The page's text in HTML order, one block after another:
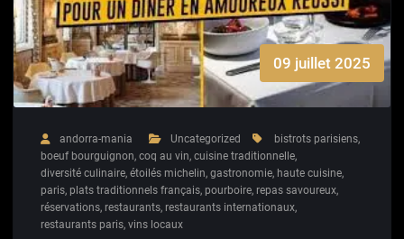
09 juillet 2025
andorra-mania Uncategorized bistrots parisiens,
boeuf bourguignon, coq au vin, cuisine traditionnelle,
diversité culinaire, étoilés michelin, gastronomie, haute cuisine,
paris, plats traditionnels français, pourboire, repas savoureux,
réservations, restaurants, restaurants internationaux,
restaurants paris, vins locaux